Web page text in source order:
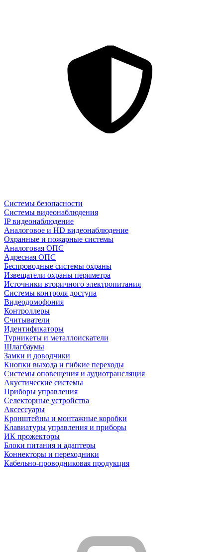
Системы безопасности
Системы видеонаблюдения
IP видеонаблюдение
Аналоговое и HD видеонаблюдение
Охранные и пожарные системы
Аналоговая ОПС
Адресная ОПС
Беспроводные системы охраны
Извещатели охраны периметра
Источники вторичного электропитания
Системы контроля доступа
Видеодомофония
Контроллеры
Считыватели
Идентификаторы
Турникеты и металлоискатели
Шлагбаумы
Замки и доводчики
Кнопки выхода и гибкие переходы
Системы оповещения и аудиотрансляция
Акустические системы
Приборы управления
Селекторные устройства
Аксессуары
Кронштейны и монтажные коробки
Клавиатуры управления и приборы
ИК прожекторы
Блоки питания и адаптеры
Коннекторы и переходники
Кабельно-проводниковая продукция